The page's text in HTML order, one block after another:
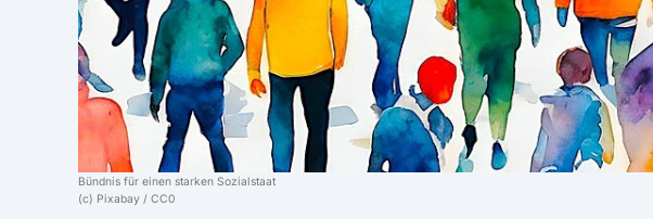
Bündnis für einen starken Sozialstaat
(c) Pixabay / CC0